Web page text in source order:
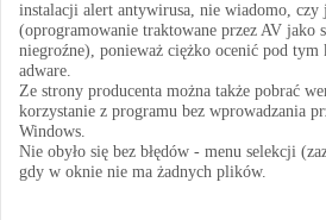
instalacji alert antywirusa, nie wiadomo, czy
(oprogramowanie traktowane przez AV jako
niegroźne), ponieważ ciężko ocenić pod
adware.
Ze strony producenta można także pobrać
korzystanie z programu bez wprowadzania
Windows.
Nie obyło się bez błędów - menu selekcji
gdy w oknie nie ma żadnych plików.